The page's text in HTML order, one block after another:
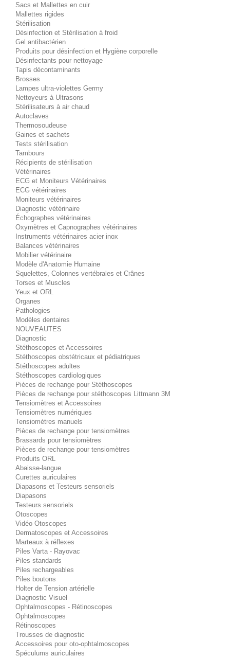
Sacs et Mallettes en cuir
Mallettes rigides
Stérilisation
Désinfection et Stérilisation à froid
Gel antibactérien
Produits pour désinfection et Hygiène corporelle
Désinfectants pour nettoyage
Tapis décontaminants
Brosses
Lampes ultra-violettes Germy
Nettoyeurs à Ultrasons
Stérilisateurs à air chaud
Autoclaves
Thermosoudeuse
Gaines et sachets
Tests stérilisation
Tambours
Récipients de stérilisation
Vétérinaires
ECG et Moniteurs Vétérinaires
ECG vétérinaires
Moniteurs vétérinaires
Diagnostic vétérinaire
Échographes vétérinaires
Oxymètres et Capnographes vétérinaires
Instruments vétérinaires acier inox
Balances vétérinaires
Mobilier vétérinaire
Modèle d'Anatomie Humaine
Squelettes, Colonnes vertébrales et Crânes
Torses et Muscles
Yeux et ORL
Organes
Pathologies
Modèles dentaires
NOUVEAUTES
Diagnostic
Stéthoscopes et Accessoires
Stéthoscopes obstétricaux et pédiatriques
Stéthoscopes adultes
Stéthoscopes cardiologiques
Pièces de rechange pour Stéthoscopes
Pièces de rechange pour stéthoscopes Littmann 3M
Tensiomètres et Accessoires
Tensiomètres numériques
Tensiomètres manuels
Pièces de rechange pour tensiomètres
Brassards pour tensiomètres
Pièces de rechange pour tensiomètres
Produits ORL
Abaisse-langue
Curettes auriculaires
Diapasons et Testeurs sensoriels
Diapasons
Testeurs sensoriels
Otoscopes
Vidéo Otoscopes
Dermatoscopes et Accessoires
Marteaux à réflexes
Piles Varta - Rayovac
Piles standards
Piles rechargeables
Piles boutons
Holter de Tension artérielle
Diagnostic Visuel
Ophtalmoscopes - Rétinoscopes
Ophtalmoscopes
Rétinoscopes
Trousses de diagnostic
Accessoires pour oto-ophtalmoscopes
Spéculums auriculaires